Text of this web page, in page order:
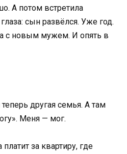
А потом встретила
сын развёлся. Уже год.
с новым мужем. И опять в
другая семья. А там
Меня — мог.
за квартиру, где